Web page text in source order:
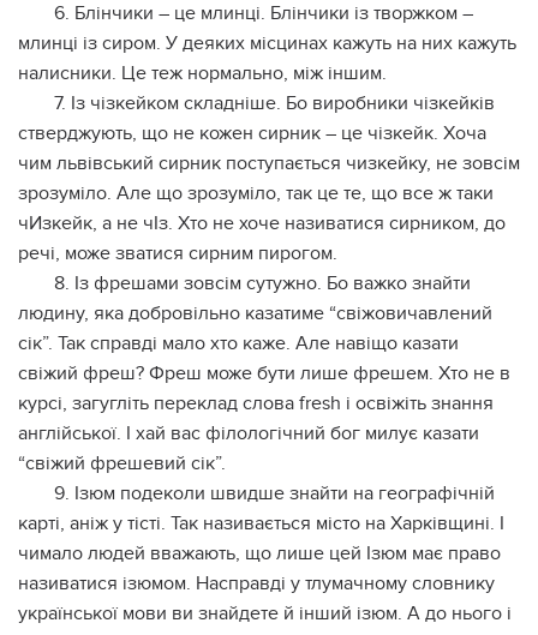
6. Блінчики – це млинці. Блінчики із творжком –
млинці із сиром. У деяких місцинах кажуть на них кажуть
налисники. Це теж нормально, між іншим.
7. Із чізкейком складніше. Бо виробники чізкейків
стверджують, що не кожен сирник – це чізкейк. Хоча
чим львівський сирник поступається чизкейку, не зовсім
зрозуміло. Але що зрозуміло, так це те, що все ж таки
чИзкейк, а не чІз. Хто не хоче називатися сирником, до
речі, може зватися сирним пирогом.
8. Із фрешами зовсім сутужно. Бо важко знайти
людину, яка добровільно казатиме “свіжовичавлений
сік”. Так справді мало хто каже. Але навіщо казати
свіжий фреш? Фреш може бути лише фрешем. Хто не в
курсі, загугліть переклад слова fresh і освіжіть знання
англійської. І хай вас філологічний бог милує казати
“свіжий фрешевий сік”.
9. Ізюм подеколи швидше знайти на географічній
карті, аніж у тісті. Так називається місто на Харківщині. І
чимало людей вважають, що лише цей Ізюм має право
називатися ізюмом. Насправді у тлумачному словнику
української мови ви знайдете й інший ізюм. А до нього і